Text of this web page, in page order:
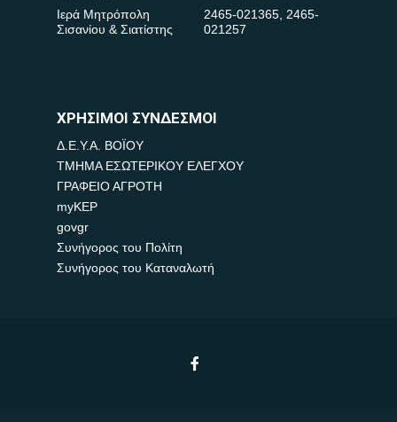
Ιερά Μητρόπολη
Σισανίου & Σιατίστης
2465-021365, 2465-
021257
ΧΡΗΣΙΜΟΙ ΣΥΝΔΕΣΜΟΙ
Δ.Ε.Υ.Α. ΒΟΪΟΥ
ΤΜΗΜΑ ΕΣΩΤΕΡΙΚΟΥ ΕΛΕΓΧΟΥ
ΓΡΑΦΕΙΟ ΑΓΡΟΤΗ
myKEP
govgr
Συνήγορος του Πολίτη
Συνήγορος του Καταναλωτή